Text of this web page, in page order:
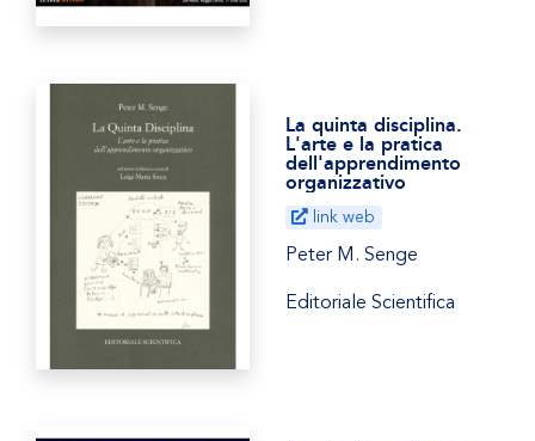
La quinta disciplina.
L'arte e la pratica
dell'apprendimento
organizzativo
link web
Peter M. Senge
Editoriale Scientifica